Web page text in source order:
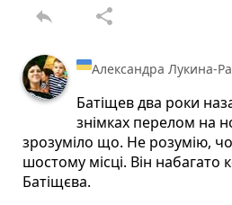
reply share
Александра Лукина-
Батіщев два роки
знімках перелом на
зрозуміло що. Не розумію,
шостому місці. Він набагато
Батіщєва.